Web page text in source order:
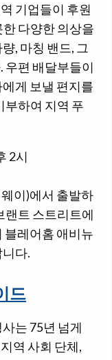
기업들이 후원
다양한 의상을
, 마칭 밴드, 그
우편 배달부들이
게 보낼 편지를
부하여 지역 푸
2시
이)에서 출발하
랜트 스트리트에
블레어홈 애비뉴
다.
드
는 75년 넘게
역 사회 단체,